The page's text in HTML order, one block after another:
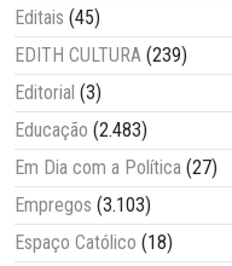
Editais (45)
EDITH CULTURA (239)
Editorial (3)
Educação (2.483)
Em Dia com a Política (27)
Empregos (3.103)
Espaço Católico (18)